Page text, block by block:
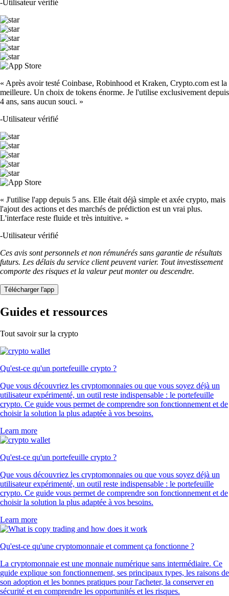
-Utilisateur vérifié
« Après avoir testé Coinbase, Robinhood et Kraken, Crypto.com est la
meilleure. Un choix de tokens énorme. Je l'utilise exclusivement depuis
4 ans, sans aucun souci. »
-Utilisateur vérifié
« J'utilise l'app depuis 5 ans. Elle était déjà simple et axée crypto, mais
l'ajout des actions et des marchés de prédiction est un vrai plus.
L'interface reste fluide et très intuitive. »
-Utilisateur vérifié
Ces avis sont personnels et non rémunérés sans garantie de résultats
futurs. Les délais du service client peuvent varier. Tout investissement
comporte des risques et la valeur peut monter ou descendre.
Télécharger l'app
Guides et ressources
Tout savoir sur la crypto
Qu'est-ce qu'un portefeuille crypto ?
Que vous découvriez les cryptomonnaies ou que vous soyez déjà un
utilisateur expérimenté, un outil reste indispensable : le portefeuille
crypto. Ce guide vous permet de comprendre son fonctionnement et de
choisir la solution la plus adaptée à vos besoins.
Learn more
Qu'est-ce qu'un portefeuille crypto ?
Que vous découvriez les cryptomonnaies ou que vous soyez déjà un
utilisateur expérimenté, un outil reste indispensable : le portefeuille
crypto. Ce guide vous permet de comprendre son fonctionnement et de
choisir la solution la plus adaptée à vos besoins.
Learn more
Qu'est-ce qu'une cryptomonnaie et comment ça fonctionne ?
La cryptomonnaie est une monnaie numérique sans intermédiaire. Ce
guide explique son fonctionnement, ses principaux types, les raisons de
son adoption et les bonnes pratiques pour l'acheter, la conserver en
sécurité et en comprendre les opportunités et les risques.